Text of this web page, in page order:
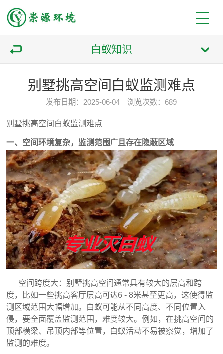
白蚁知识
别墅挑高空间白蚁监测难点
发布日期：2025-06-04 浏览次数：689
别墅挑高空间白蚁监测难点
一、空间环境复杂，监测范围广且存在隐蔽区域
空间跨度大：别墅挑高空间通常具有较大的层高和跨
度，比如一些挑高客厅层高可达6 - 8米甚至更高，这使得监
测区域范围大幅增加。白蚁可能从不同高度、不同位置入
侵，要全面覆盖监测范围，难度较大。例如，在挑高空间的
顶部横梁、吊顶内部等位置，白蚁活动不易被察觉，增加了
监测的难度。